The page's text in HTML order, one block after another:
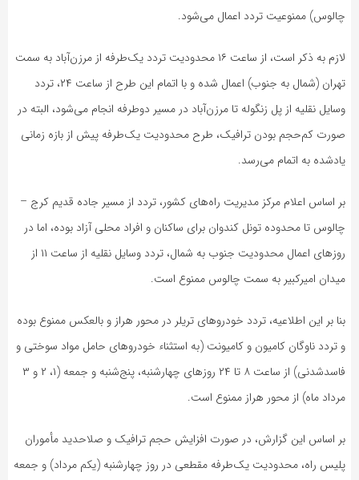
چالوس) ممنوعیت تردد اعمال می‌شود.
لازم به ذکر است، از ساعت ۱۶ محدودیت تردد یک‌طرفه از مرزن‌آباد به سمت
تهران (شمال به جنوب) اعمال شده و با اتمام این طرح از ساعت ۲۴، تردد
وسایل نقلیه از پل زنگوله تا مرزن‌آباد در مسیر دوطرفه انجام می‌شود، البته در
صورت کم‌حجم بودن ترافیک، طرح محدودیت یک‌طرفه پیش از بازه زمانی
یادشده به اتمام می‌رسد.
بر اساس اعلام مرکز مدیریت راه‌های کشور، تردد از مسیر جاده قدیم کرج –
چالوس تا محدوده تونل کندوان برای ساکنان و افراد محلی آزاد بوده، اما در
روزهای اعمال محدودیت جنوب به شمال، تردد وسایل نقلیه از ساعت ۱۱ از
میدان امیرکبیر به سمت چالوس ممنوع است.
بنا بر این اطلاعیه، تردد خودروهای تریلر در محور هراز و بالعکس ممنوع بوده
و تردد ناوگان کامیون و کامیونت (به استثناء خودروهای حامل مواد سوختی و
فاسدشدنی) از ساعت ۸ تا ۲۴ روزهای چهارشنبه، پنج‌شنبه و جمعه (۱، ۲ و ۳
مرداد ماه) از محور هراز ممنوع است.
بر اساس این گزارش، در صورت افزایش حجم ترافیک و صلاحدید مأموران
پلیس راه، محدودیت یک‌طرفه مقطعی در روز چهارشنبه (یکم مرداد) و جمعه